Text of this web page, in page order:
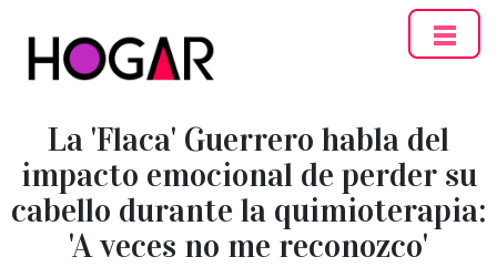
La 'Flaca' Guerrero habla del
impacto emocional de perder su
cabello durante la quimioterapia:
'A veces no me reconozco'